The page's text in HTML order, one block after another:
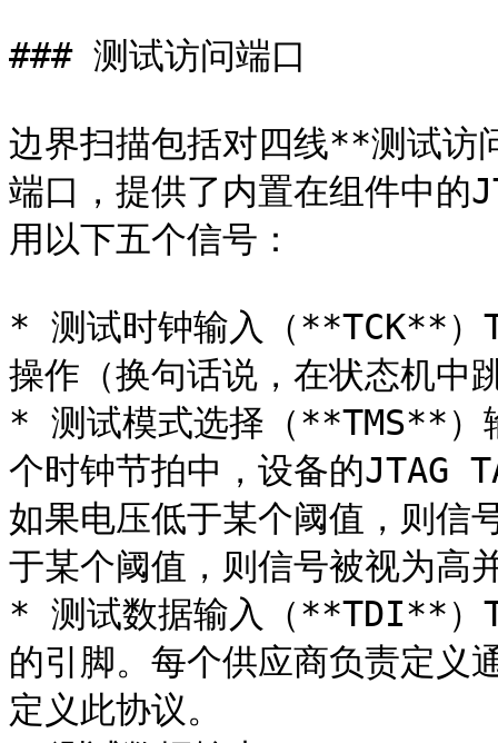
### 测试访问端口
边界扫描包括对四线**测试访
端口，提供了内置在组件中的
用以下五个信号：
* 测试时钟输入（**TCK**）
操作（换句话说，在状态机
* 测试模式选择（**TMS**）
个时钟节拍中，设备的JTAG
如果电压低于某个阈值，则信
于某个阈值，则信号被视为高
* 测试数据输入（**TDI**）
的引脚。每个供应商负责定义
定义此协议。